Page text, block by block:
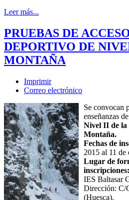
Leer más...
PRUEBAS DE
DEPORTIVO DE
MONTAÑA
Imprimir
Correo electrónico
Se convocan
enseñanzas de
Nivel II de la
Montaña.
Fechas de
2015 al 11 de
Lugar de
inscripciones:
IES Baltasar
Dirección: C/
(Huesca).